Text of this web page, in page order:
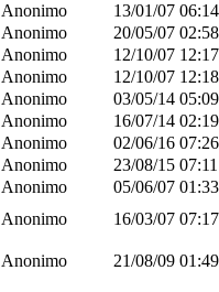
Anonimo 13/01/07
Anonimo 20/05/07
Anonimo 12/10/07
Anonimo 12/10/07
Anonimo 03/05/14
Anonimo 16/07/14
Anonimo 02/06/16
Anonimo 23/08/15
Anonimo 05/06/07
Anonimo 16/03/07
Anonimo 21/08/09